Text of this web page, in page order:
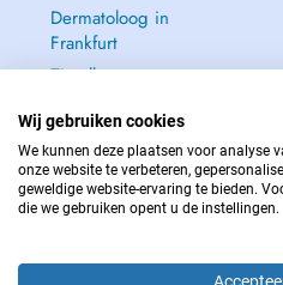
Dermatoloog in
Frankfurt
Zie alle →
NEEM IN GEVAL VAN NOOD
Wij gebruiken cookies
We kunnen deze plaatsen voor analyse
onze website te verbeteren,
geweldige website-ervaring te bieden.
die we gebruiken opent u de instellingen.